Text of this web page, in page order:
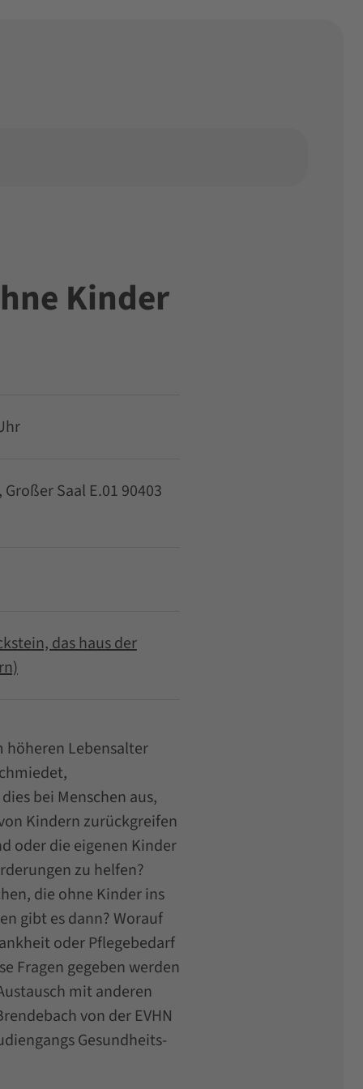
Kinder
Saal E.01 90403
das haus der
höheren Lebensalter
bei Menschen aus,
Kindern zurückgreifen
oder die eigenen Kinder
zu helfen?
die ohne Kinder ins
gibt es dann? Worauf
oder Pflegebedarf
Fragen gegeben werden
mit anderen
von der EVHN
Gesundheits-